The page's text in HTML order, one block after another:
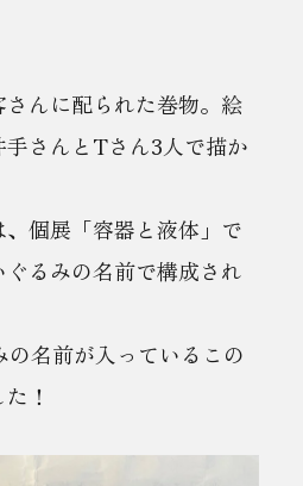
んに配られた巻物。絵
さんとTさん3人で描か
個展「容器と液体」で
るみの名前で構成され
名前が入っているこの
！